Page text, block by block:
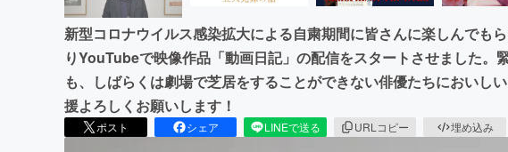
新型コロナウイルス感染拡大による自粛期間に皆さんに楽しんでも
りYouTubeで映像作品「動画日記」の配信をスタートさせました。
も、しばらくは劇場で芝居をすることができない俳優たちにおいし
援よろしくお願いします！
ポスト シェア LINEで送る URLコピー 埋め込み